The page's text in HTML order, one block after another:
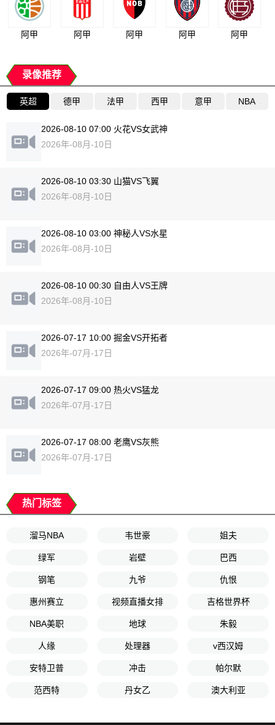
阿甲 阿甲 阿甲 阿甲 阿甲
录像推荐
英超 德甲 法甲 西甲 意甲 NBA
2026-08-10 07:00 火花VS女武神
2026年-08月-10日
2026-08-10 03:30 山猫VS飞翼
2026年-08月-10日
2026-08-10 03:00 神秘人VS水星
2026年-08月-10日
2026-08-10 00:30 自由人VS王牌
2026年-08月-10日
2026-07-17 10:00 掘金VS开拓者
2026年-07月-17日
2026-07-17 09:00 热火VS猛龙
2026年-07月-17日
2026-07-17 08:00 老鹰VS灰熊
2026年-07月-17日
热门标签
溜马NBA 韦世豪 姐夫
绿军 岩壁 巴西
钢笔 九爷 仇恨
惠州赛立 视频直播女排 吉格世界杯
NBA美职 地球 朱毅
人缘 处理器 v西汉姆
安特卫普 冲击 帕尔默
范西特 丹女乙 澳大利亚